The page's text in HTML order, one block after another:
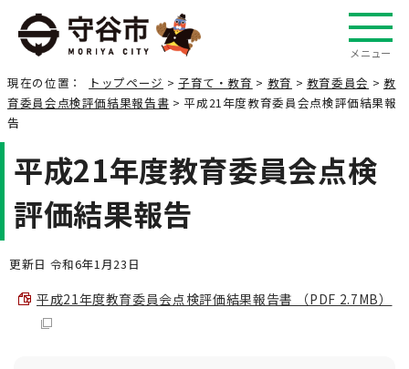
メニュー
現在の位置： トップページ > 子育て・教育 > 教育 > 教育委員会 > 教
育委員会点検評価結果報告書 > 平成21年度教育委員会点検評価結果報
告
平成21年度教育委員会点検
評価結果報告
更新日 令和6年1月23日
平成21年度教育委員会点検評価結果報告書 （PDF 2.7MB）